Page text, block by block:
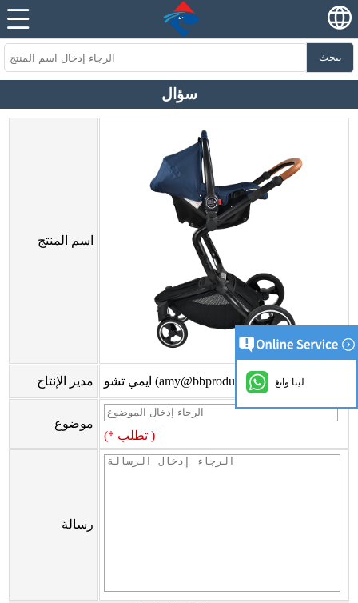
يبحث
سؤال
اسم المنتج
مدير الإنتاج ايمي تشو (amy@bbproducts-powerlink.com.cn)
موضوع
(* تطلب )
رسالة
لينا وانغ